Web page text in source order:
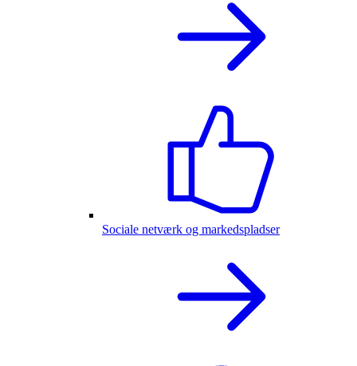
Sociale netværk og markedspladser